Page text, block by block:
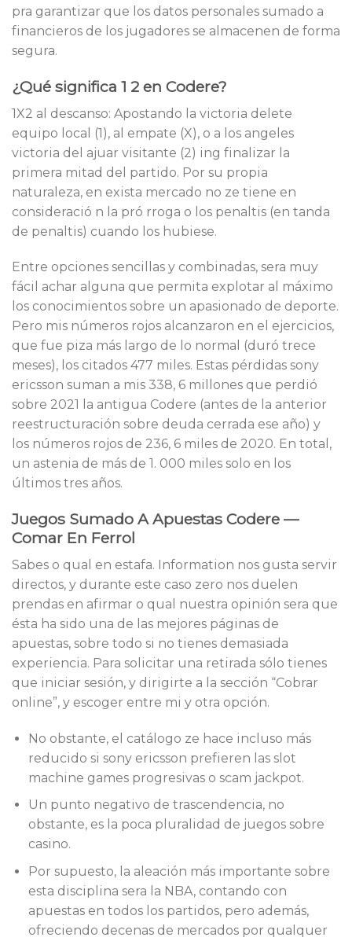
pra garantizar que los datos personales sumado a
financieros de los jugadores se almacenen de forma
segura.
¿Qué significa 1 2 en Codere?
1X2 al descanso: Apostando la victoria delete
equipo local (1), al empate (X), o a los angeles
victoria del ajuar visitante (2) ing finalizar la
primera mitad del partido. Por su propia
naturaleza, en exista mercado no ze tiene en
consideració n la pró rroga o los penaltis (en tanda
de penaltis) cuando los hubiese.
Entre opciones sencillas y combinadas, sera muy
fácil achar alguna que permita explotar al máximo
los conocimientos sobre un apasionado de deporte.
Pero mis números rojos alcanzaron en el ejercicios,
que fue piza más largo de lo normal (duró trece
meses), los citados 477 miles. Estas pérdidas sony
ericsson suman a mis 338, 6 millones que perdió
sobre 2021 la antigua Codere (antes de la anterior
reestructuración sobre deuda cerrada ese año) y
los números rojos de 236, 6 miles de 2020. En total,
un astenia de más de 1. 000 miles solo en los
últimos tres años.
Juegos Sumado A Apuestas Codere —
Comar En Ferrol
Sabes o qual en estafa. Information nos gusta servir
directos, y durante este caso zero nos duelen
prendas en afirmar o qual nuestra opinión sera que
ésta ha sido una de las mejores páginas de
apuestas, sobre todo si no tienes demasiada
experiencia. Para solicitar una retirada sólo tienes
que iniciar sesión, y dirigirte a la sección “Cobrar
online”, y escoger entre mi y otra opción.
No obstante, el catálogo ze hace incluso más
reducido si sony ericsson prefieren las slot
machine games progresivas o scam jackpot.
Un punto negativo de trascendencia, no
obstante, es la poca pluralidad de juegos sobre
casino.
Por supuesto, la aleación más importante sobre
esta disciplina sera la NBA, contando con
apuestas en todos los partidos, pero además,
ofreciendo decenas de mercados por qualquer